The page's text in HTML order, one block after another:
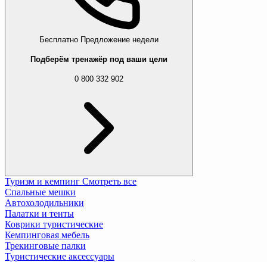
Бесплатно Предложение недели
Подберём тренажёр под ваши цели
0 800 332 902
Туризм и кемпинг Смотреть все
Спальные мешки
Автохолодильники
Палатки и тенты
Коврики туристические
Кемпинговая мебель
Трекинговые палки
Туристические аксессуары